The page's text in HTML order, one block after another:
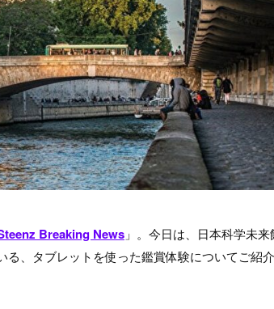
Breaking News 」。今日は、日本科学未来
、タブレットを使った鑑賞体験についてご紹